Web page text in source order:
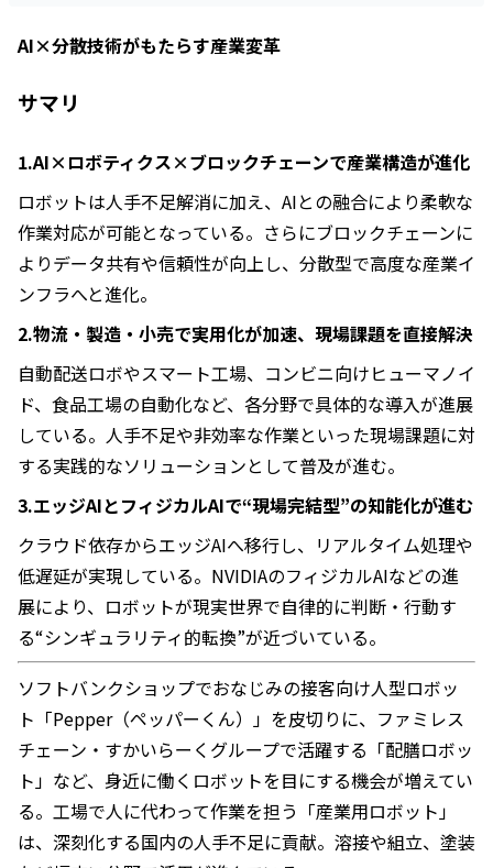
AI×分散技術がもたらす産業変革
サマリ
1.AI×ロボティクス×ブロックチェーンで産業構造が進化
ロボットは人手不足解消に加え、AIとの融合により柔軟な
作業対応が可能となっている。さらにブロックチェーンに
よりデータ共有や信頼性が向上し、分散型で高度な産業イ
ンフラへと進化。
2.物流・製造・小売で実用化が加速、現場課題を直接解決
自動配送ロボやスマート工場、コンビニ向けヒューマノイ
ド、食品工場の自動化など、各分野で具体的な導入が進展
している。人手不足や非効率な作業といった現場課題に対
する実践的なソリューションとして普及が進む。
3.エッジAIとフィジカルAIで“現場完結型”の知能化が進む
クラウド依存からエッジAIへ移行し、リアルタイム処理や
低遅延が実現している。NVIDIAのフィジカルAIなどの進
展により、ロボットが現実世界で自律的に判断・行動す
る“シンギュラリティ的転換”が近づいている。
ソフトバンクショップでおなじみの接客向け人型ロボッ
ト「Pepper（ペッパーくん）」を皮切りに、ファミレス
チェーン・すかいらーくグループで活躍する「配膳ロボッ
ト」など、身近に働くロボットを目にする機会が増えてい
る。工場で人に代わって作業を担う「産業用ロボット」
は、深刻化する国内の人手不足に貢献。溶接や組立、塗装